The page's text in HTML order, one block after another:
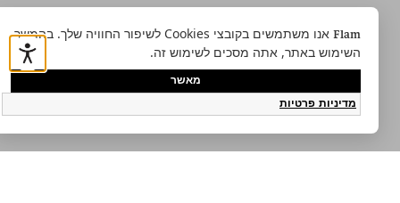
Flam
אנו משתמשים בקובצי Cookies לשיפור החוויה שלך. בהמשך
השימוש באתר, אתה מסכים לשימוש זה.
מאשר
מדיניות פרטיות